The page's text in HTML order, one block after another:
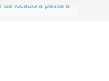
leva Localiza
novo modelo de
e fragilidades da